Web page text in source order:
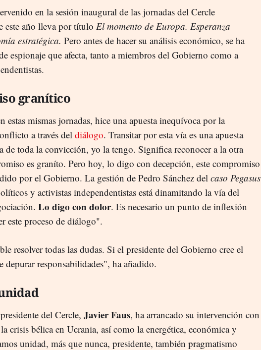
en la sesión inaugural de las jornadas del Cercle
este año lleva por título El momento de Europa. Esperanza
estratégica. Pero antes de hacer su análisis económico, se ha
espionaje que afecta, tanto a miembros del Gobierno como a
granítico
estas mismas jornadas, hice una apuesta inequívoca por la
a través del diálogo. Transitar por esta vía es una apuesta
de toda la convicción, yo la tengo. Significa reconocer a la otra
es graníto. Pero hoy, lo digo con decepción, este compromiso
por el Gobierno. La gestión de Pedro Sánchez del caso Pegasus
y activistas independentistas está dinamitando la vía del
Lo digo con dolor. Es necesario un punto de inflexión
este proceso de diálogo".
resolver todas las dudas. Si el presidente del Gobierno cree el
depurar responsabilidades", ha añadido.
del Cercle, Javier Faus, ha arrancado su intervención con
crisis bélica en Ucrania, así como la energética, económica y
unidad, más que nunca, presidente, también pragmatismo